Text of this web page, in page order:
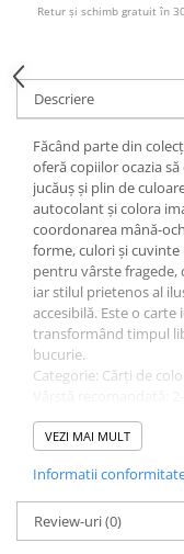
Ghiozdane pentru
Penare
Penare echipate
Penare neechipate
Penare tip etui
Acuarele și pensule
Acuarele școlare și
Pensule școlare
Pahare și palete
Retur și schimb gratuit în
Descriere
Făcând parte din
oferă copiilor ocazia
jucăuș și plin de
autocolant și colora
coordonarea mână-
forme, culori și cuvinte
pentru vârste fragede,
iar stilul prietenos al
accesibilă. Este o
transformând timpul
bucurie.
Categorie: Cărți de
Limba: Română
Data publicării: 2022
Tip copertă: Paperback
Colecție: Colorez și mă
ISBN: 9789975546829
Dimensiuni: 19.5 × 26.5
VEZI MAI MULT
Informatii
Review-uri(0)